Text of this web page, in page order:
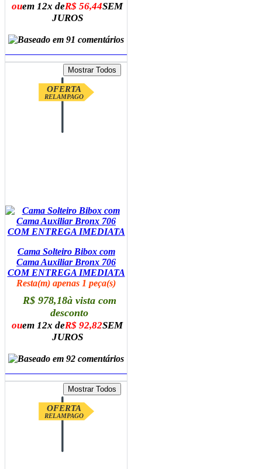
ouem 12x deR$ 56,44SEM
JUROS
OFERTA
RELAMPAGO
Cama Solteiro Bibox com
Cama Auxiliar Bronx 706
COM ENTREGA IMEDIATA
Resta(m) apenas 1 peça(s)
R$ 978,18à vista com
desconto
ouem 12x deR$ 92,82SEM
JUROS
OFERTA
RELAMPAGO